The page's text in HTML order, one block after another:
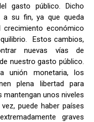
gasto público. Dicho
su fin, ya que queda
económico
Estos cambios,
nuevas vías de
nuestro gasto público.
unión monetaria, los
plena libertad para
unos niveles
puede haber países
graves